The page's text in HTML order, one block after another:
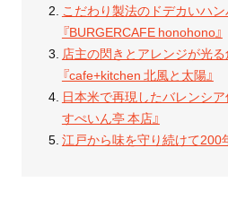
こだわり製法のドデカいハ
『BURGERCAFE honohono』
店主の閃きとアレンジが光
『cafe+kitchen 北風と太陽』
日本米で再現したバレンシ
すぺいん亭 本店』
江戸から味を守り続けて200